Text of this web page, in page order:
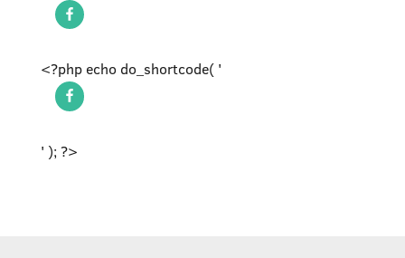
<?php echo do_shortcode( '
' ); ?>